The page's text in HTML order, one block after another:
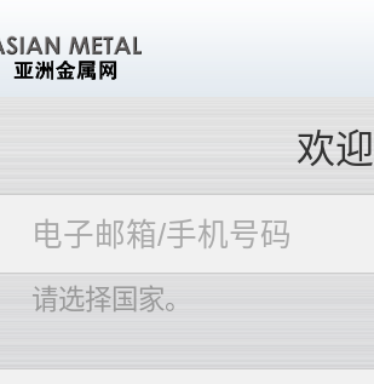
欢
请选择国家。